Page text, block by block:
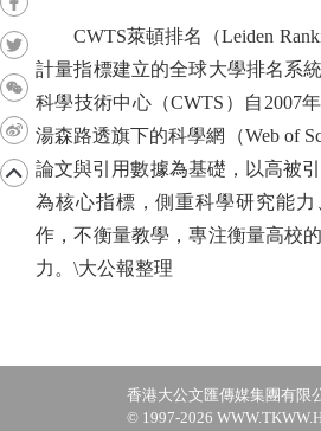
CWTS萊頓排名（Leiden
計量指標建立的全球大學排名系
科學技術中心（CWTS）自2007
湯森路透旗下的科學網（Web of
論文與引用數據為基礎，以高被引
為核心指標，側重科學研究能
作，不衡量教學，專注衡量高校
力。\大公報整理
香港大公文匯傳媒集團有限
© 1997-2026